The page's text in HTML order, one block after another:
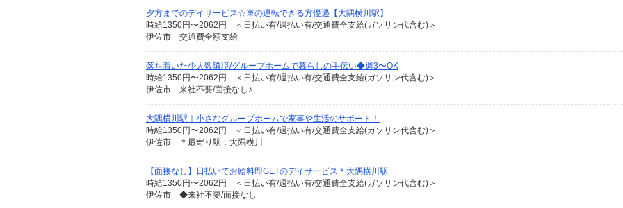
夕方までのデイサービス☆車の運転できる方優遇【大隅横川駅】
時給1350円〜2062円 ＜日払い有/週払い有/交通費全支給(ガソリン代含む)＞
伊佐市 交通費全額支給
落ち着いた少人数環境/グループホームで暮らしの手伝い◆週3〜OK
時給1350円〜2062円 ＜日払い有/週払い有/交通費全支給(ガソリン代含む)＞
伊佐市 来社不要/面接なし♪
大隅横川駅｜小さなグループホームで家事や生活のサポート！
時給1350円〜2062円 ＜日払い有/週払い有/交通費全支給(ガソリン代含む)＞
伊佐市 ＊最寄り駅：大隅横川
【面接なし】日払いでお給料即GETのデイサービス＊大隅横川駅
時給1350円〜2062円 ＜日払い有/週払い有/交通費全支給(ガソリン代含む)＞
伊佐市 ◆来社不要/面接なし